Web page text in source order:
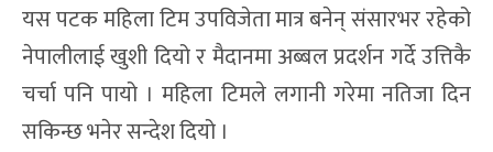
यस पटक महिला टिम उपविजेता मात्र बनेन् संसारभर रहेको
नेपालीलाई खुशी दियो र मैदानमा अब्बल प्रदर्शन गर्दे उत्तिकै
चर्चा पनि पायो । महिला टिमले लगानी गरेमा नतिजा दिन
सकिन्छ भनेर सन्देश दियो ।